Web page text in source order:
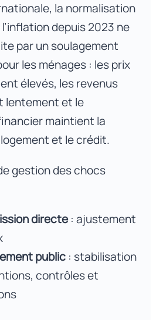
la normalisation
depuis 2023 ne
par un soulagement
les ménages : les prix
élevés, les revenus
lentement et le
maintient la
et le crédit.
gestion des chocs
directe: ajustement
public : stabilisation
contrôles et